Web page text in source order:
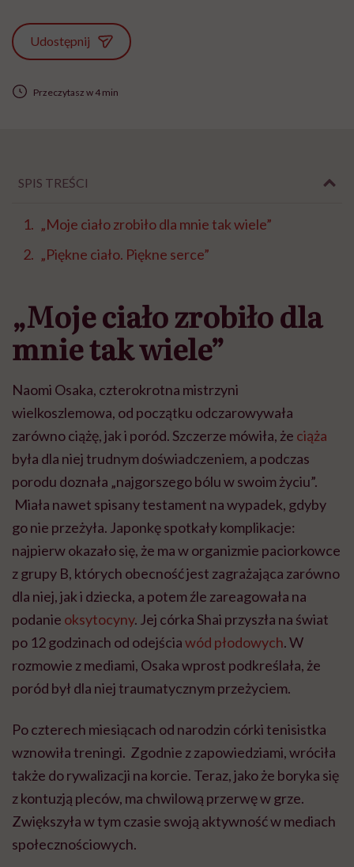
Udostępnij
Przeczytasz w 4 min
SPIS TREŚCI
„Moje ciało zrobiło dla mnie tak wiele”
„Piękne ciało. Piękne serce”
„Moje ciało zrobiło dla
mnie tak wiele”
Naomi Osaka, czterokrotna mistrzyni
wielkoszlemowa, od początku odczarowywała
zarówno ciążę, jak i poród. Szczerze mówiła, że ciąża
była dla niej trudnym doświadczeniem, a podczas
porodu doznała „najgorszego bólu w swoim życiu”.
Miała nawet spisany testament na wypadek, gdyby
go nie przeżyła. Japonkę spotkały komplikacje:
najpierw okazało się, że ma w organizmie paciorkowce
z grupy B, których obecność jest zagrażająca zarówno
dla niej, jak i dziecka, a potem źle zareagowała na
podanie oksytocyny. Jej córka Shai przyszła na świat
po 12 godzinach od odejściawód płodowych. W
rozmowie z mediami, Osaka wprost podkreślała, że
poród był dla niej traumatycznym przeżyciem.
Po czterech miesiącach od narodzin córki tenisistka
wznowiła treningi. Zgodnie z zapowiedziami, wróciła
także do rywalizacji na korcie. Teraz, jako że boryka się
z kontuzją pleców, ma chwilową przerwę w grze.
Zwiększyła w tym czasie swoją aktywność w mediach
społecznościowych.